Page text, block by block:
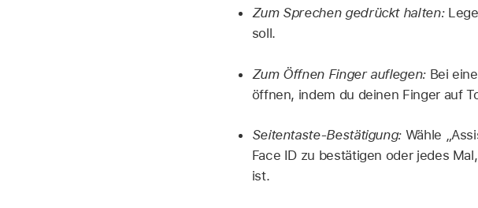
Zum Sprechen gedrückt halten:Lege
soll.
Zum Öffnen Finger auflegen:Bei
öffnen, indem du deinen Finger auf
Seitentaste-Bestätigung: Wähle
Face ID zu bestätigen oder jedes
ist.